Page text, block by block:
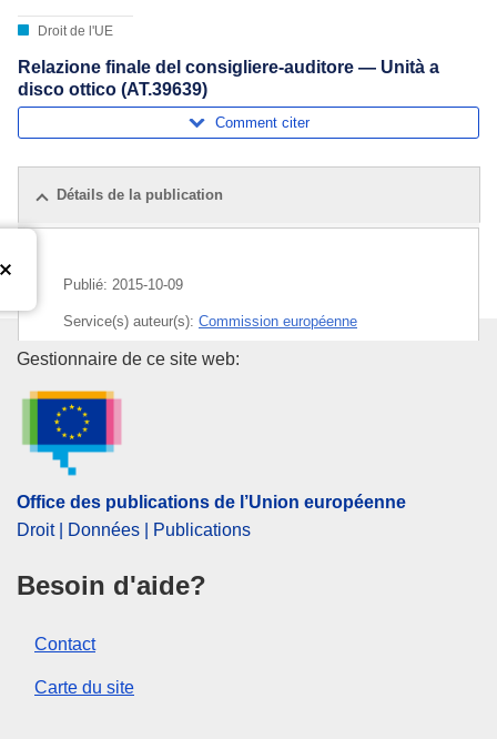
Droit de l'UE
Relazione finale del consigliere-auditore — Unità a
disco ottico (AT.39639)
Comment citer
Détails de la publication
Publié: 2015-10-09
Service(s) auteur(s): Commission européenne
Sujet: cartel , entente internationale
politique de la concurrence de l'UE
ententes
OJ : JOC_2016_484_R_0009
Office des publications de
Gestionnaire de ce site web:
Office des publications de l’Union européenne
Droit | Données | Publications
Besoin d'aide?
Contact
Carte du site